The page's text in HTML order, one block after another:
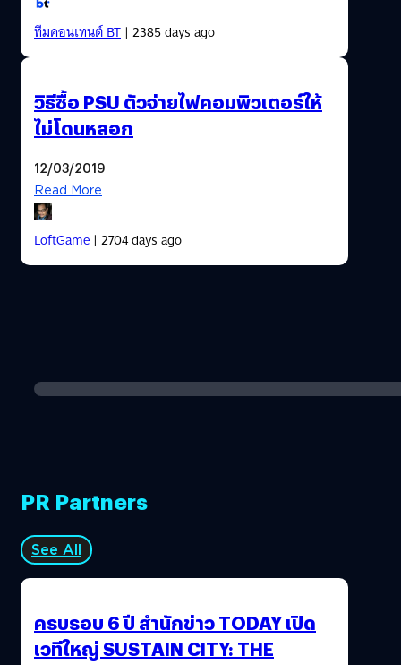
ทีมคอนเทนต์ BT| 2385 days ago
วิธีซื้อ PSU ตัวจ่ายไฟคอมพิวเตอร์ให้
ไม่โดนหลอก
12/03/2019
Read More
LoftGame| 2704 days ago
PR Partners
See All
ครบรอบ 6 ปี สำนักข่าว TODAY เปิด
เวทีใหญ่ SUSTAIN CITY: THE